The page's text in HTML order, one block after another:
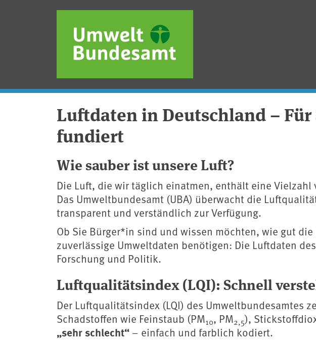
Luftdaten in Deutschland –
fundiert
Wie sauber ist unsere Luft?
Die Luft, die wir täglich einatmen, enthält eine
Das Umweltbundesamt (UBA) überwacht die
transparent und verständlich zur Verfügung.
Ob Sie Bürger*in sind und wissen möchten, wie gut
zuverlässige Umweltdaten benötigen: Die Luftdaten
Forschung und Politik.
Luftqualitätsindex (LQI): Schnell
Der Luftqualitätsindex (LQI) des Umweltbundesamtes
Schadstoffen wie Feinstaub (PM10, PM2,5),
„sehr schlecht“ – einfach und farblich kodiert.